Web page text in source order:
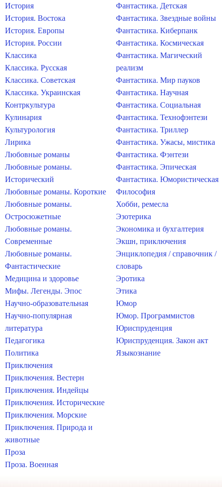
История
История. Востока
История. Европы
История. России
Классика
Классика. Русская
Классика. Советская
Классика. Украинская
Контркультура
Кулинария
Культурология
Лирика
Любовные романы
Любовные романы.
Исторический
Любовные романы. Короткие
Любовные романы.
Остросюжетные
Любовные романы.
Современные
Любовные романы.
Фантастические
Медицина и здоровье
Мифы. Легенды. Эпос
Научно-образовательная
Научно-популярная
литература
Педагогика
Политика
Приключения
Приключения. Вестерн
Приключения. Индейцы
Приключения. Исторические
Приключения. Морские
Приключения. Природа и
животные
Проза
Проза. Военная
Фантастика. Детская
Фантастика. Звездные войны
Фантастика. Киберпанк
Фантастика. Космическая
Фантастика. Магический
реализм
Фантастика. Мир пауков
Фантастика. Научная
Фантастика. Социальная
Фантастика. Технофэнтези
Фантастика. Триллер
Фантастика. Ужасы, мистика
Фантастика. Фэнтези
Фантастика. Эпическая
Фантастика. Юмористическая
Философия
Хобби, ремесла
Эзотерика
Экономика и бухгалтерия
Экшн, приключения
Энциклопедия / справочник /
словарь
Эротика
Этика
Юмор
Юмор. Программистов
Юриспруденция
Юриспруденция. Закон акт
Языкознание